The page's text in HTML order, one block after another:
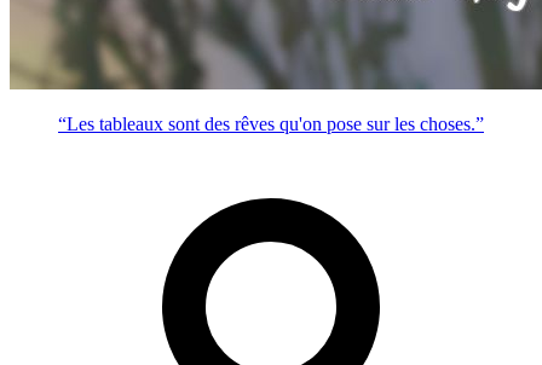
“Les tableaux sont des rêves qu'on pose sur les choses.”